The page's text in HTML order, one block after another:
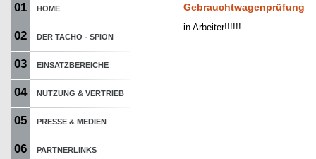
01 HOME
02 DER TACHO - SPION
03 EINSATZBEREICHE
04 NUTZUNG & VERTRIEB
05 PRESSE & MEDIEN
06 PARTNERLINKS
Gebrauchtwagenprüfung
in Arbeiter!!!!!!